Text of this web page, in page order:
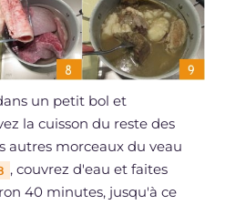
un petit bol et
la cuisson du reste des
autres morceaux du veau
, couvrez d'eau et faites
40 minutes, jusqu'à ce